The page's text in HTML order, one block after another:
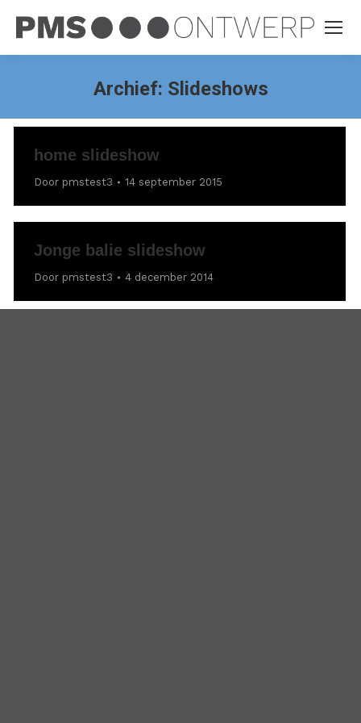
Archief: Slideshows
home slideshow
Door pmstest3 14 september 2015
Jonge balie slideshow
Door pmstest3 4 december 2014